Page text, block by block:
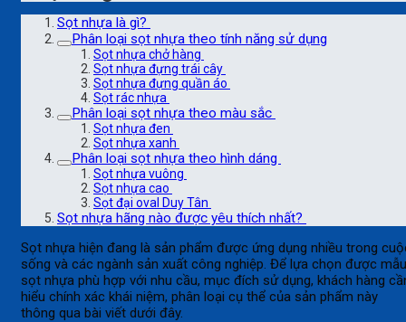
Sọt nhựa là gì?
Phân loại sọt nhựa theo tính năng sử dụng
Sọt nhựa chở hàng
Sọt nhựa đựng trái cây
Sọt nhựa đựng quần áo
Sọt rác nhựa
Phân loại sọt nhựa theo màu sắc
Sọt nhựa đen
Sọt nhựa xanh
Phân loại sọt nhựa theo hình dáng
Sọt nhựa vuông
Sọt nhựa cao
Sọt đại oval Duy Tân
Sọt nhựa hãng nào được yêu thích nhất?
Sọt nhựa hiện đang là sản phẩm được ứng dụng nhiều trong
sống và các ngành sản xuất công nghiệp. Để lựa chọn được mẫu
sọt nhựa phù hợp với nhu cầu, mục đích sử dụng, khách hàng
hiểu chính xác khái niệm, phân loại cụ thể của sản phẩm này
thông qua bài viết dưới đây.